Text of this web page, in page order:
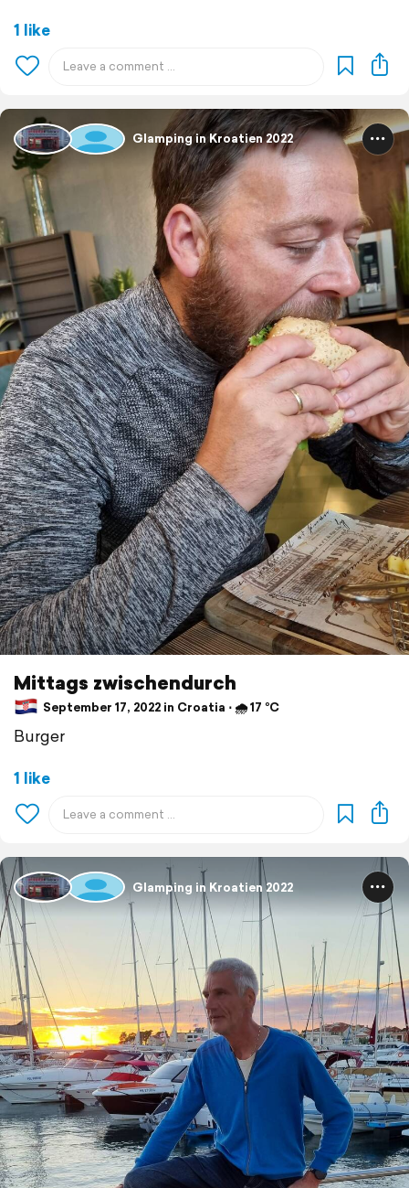
1 like
Glamping in Kroatien 2022
Mittags zwischendurch
September 17, 2022 in Croatia ⋅ 🌧 17 °C
Burger
1 like
Glamping in Kroatien 2022